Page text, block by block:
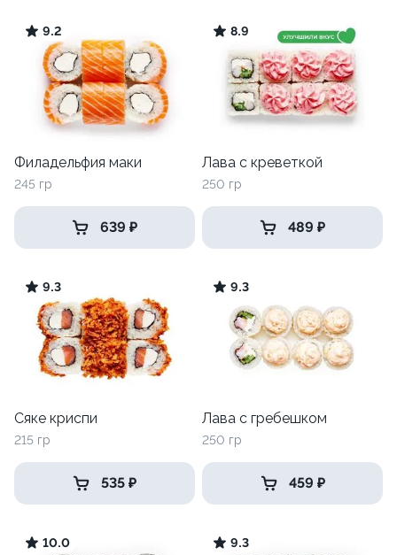
9.2
Филадельфия маки
245 гр
639 ₽
8.9
Лава с креветкой
250 гр
489 ₽
9.3
Сяке криспи
215 гр
535 ₽
9.3
Лава с гребешком
250 гр
459 ₽
10.0 9.3